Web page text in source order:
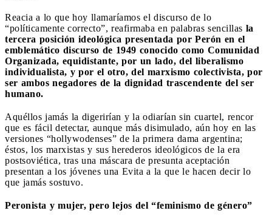
Reacia a lo que hoy llamaríamos el discurso de lo
“políticamente correcto”, reafirmaba en palabras sencillas la
tercera posición ideológica presentada por Perón en el
emblemático discurso de 1949 conocido como Comunidad
Organizada, equidistante, por un lado, del liberalismo
individualista, y por el otro, del marxismo colectivista, por
ser ambos negadores de la dignidad trascendente del ser
humano.
Aquéllos jamás la digerirían y la odiarían sin cuartel, rencor
que es fácil detectar, aunque más disimulado, aún hoy en las
versiones “hollywodenses” de la primera dama argentina;
éstos, los marxistas y sus herederos ideológicos de la era
postsoviética, tras una máscara de presunta aceptación
presentan a los jóvenes una Evita a la que le hacen decir lo
que jamás sostuvo.
Peronista y mujer, pero lejos del “feminismo de género”